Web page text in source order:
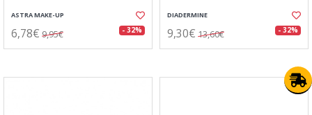
ASTRA MAKE-UP
6,78€ 9,95€ - 32%
DIADERMINE
9,30€ 13,60€ - 32%